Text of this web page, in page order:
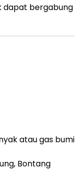
dapat bergabung
atau gas bumi
Bontang